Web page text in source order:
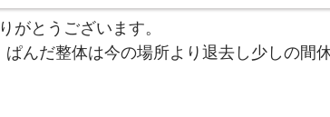
がとうございます。
んだ整体は今の場所より退去し少しの間